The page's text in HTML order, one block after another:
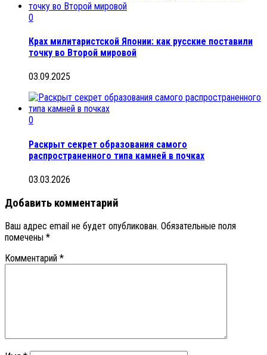
0
Крах милитаристской Японии: как русские поставили
точку во Второй мировой
03.09.2025
0
Раскрыт секрет образования самого
распространенного типа камней в почках
03.03.2026
Добавить комментарий
Ваш адрес email не будет опубликован. Обязательные поля
помечены *
Комментарий *